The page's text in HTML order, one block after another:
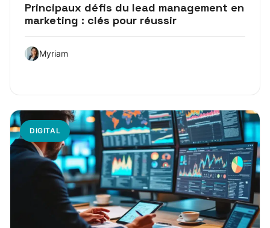
Principaux défis du lead management en
marketing : clés pour réussir
Myriam
DIGITAL